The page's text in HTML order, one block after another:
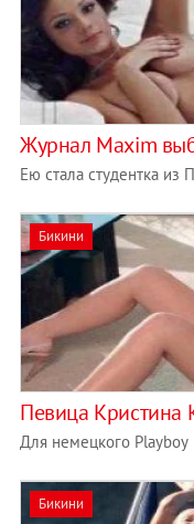
Журнал Maxim
Ею стала студентка из
Бикини
Певица Кристина
Для немецкого Playboy
Бикини